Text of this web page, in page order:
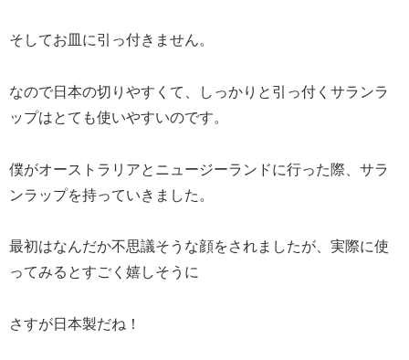
そしてお皿に引っ付きません。
なので日本の切りやすくて、しっかりと引っ付くサランラ
ップはとても使いやすいのです。
僕がオーストラリアとニュージーランドに行った際、サラ
ンラップを持っていきました。
最初はなんだか不思議そうな顔をされましたが、実際に使
ってみるとすごく嬉しそうに
さすが日本製だね！